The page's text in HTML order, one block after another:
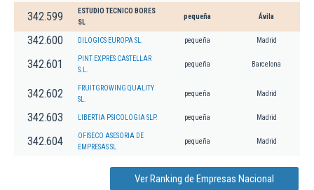
342.599
ESTUDIO TECNICO BORES
SL
pequeña Ávila
342.600 DILOGICS EUROPA SL. pequeña Madrid
342.601
PINT EXPRES CASTELLAR
S.L.
pequeña Barcelona
342.602
FRUITGROWING QUALITY
SL.
pequeña Madrid
342.603 LIBERTIA PSICOLOGIA SLP. pequeña Madrid
342.604
OFISECO ASESORIA DE
EMPRESAS SL
pequeña Madrid
Ver Ranking de Empresas Nacional